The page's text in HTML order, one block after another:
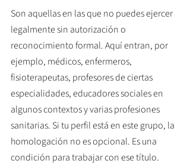
Son aquellas en las que no puedes ejercer
legalmente sin autorización o
reconocimiento formal. Aquí entran, por
ejemplo, médicos, enfermeros,
fisioterapeutas, profesores de ciertas
especialidades, educadores sociales en
algunos contextos y varias profesiones
sanitarias. Si tu perfil está en este grupo, la
homologación no es opcional. Es una
condición para trabajar con ese título.